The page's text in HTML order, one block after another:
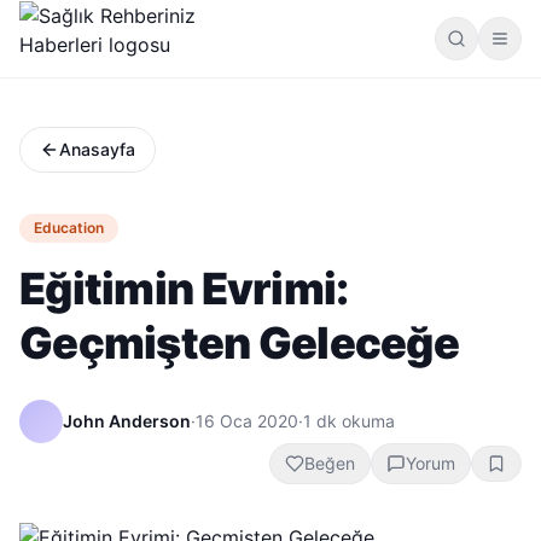
Anasayfa
Education
Eğitimin Evrimi:
Geçmişten Geleceğe
John Anderson·16 Oca 2020·1 dk okuma
Beğen Yorum